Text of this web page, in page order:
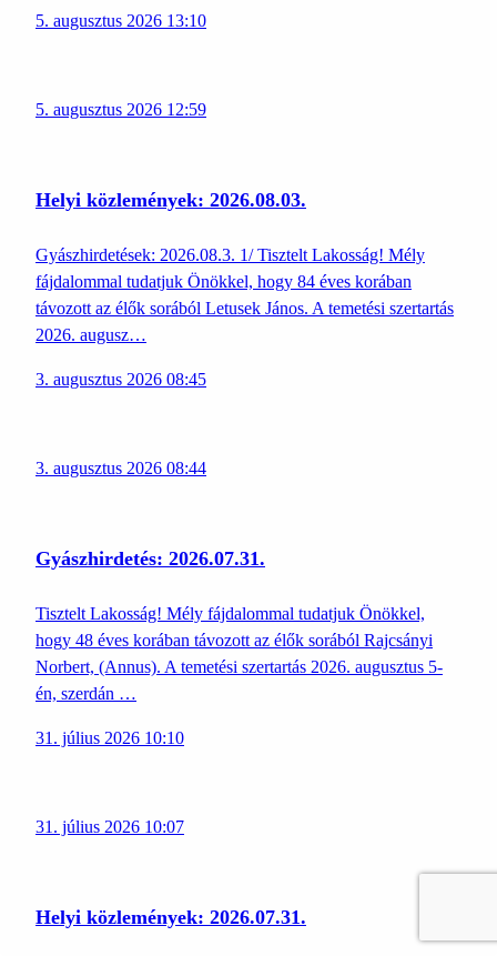
5. augusztus 2026 13:10
5. augusztus 2026 12:59
Helyi közlemények: 2026.08.03.
Gyászhirdetések: 2026.08.3. 1/ Tisztelt Lakosság! Mély
fájdalommal tudatjuk Önökkel, hogy 84 éves korában
távozott az élők sorából Letusek János. A temetési szertartás
2026. augusz…
3. augusztus 2026 08:45
3. augusztus 2026 08:44
Gyászhirdetés: 2026.07.31.
Tisztelt Lakosság! Mély fájdalommal tudatjuk Önökkel,
hogy 48 éves korában távozott az élők sorából Rajcsányi
Norbert, (Annus). A temetési szertartás 2026. augusztus 5-
én, szerdán …
31. július 2026 10:10
31. július 2026 10:07
Helyi közlemények: 2026.07.31.